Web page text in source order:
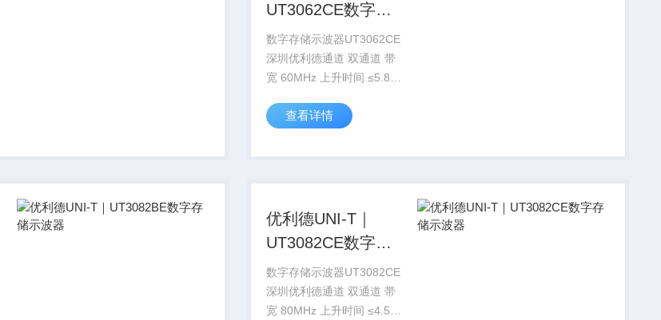
UT3062CE数字存
储示波器
数字存储示波器UT3062CE
深圳优利德通道 双通道 带
宽 60MHz 上升时间 ≤5.8ns
LCD、64K，彩色
查看详情
优利德UNI-T｜
UT3082CE数字存
储示波器
数字存储示波器UT3082CE
深圳优利德通道 双通道 带
宽 80MHz 上升时间 ≤4.5ns